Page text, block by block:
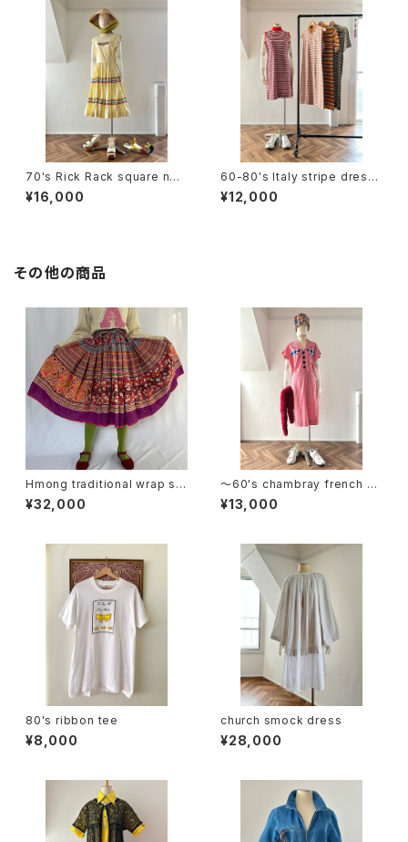
70's Rick Rack square nec
k sleeveless dress
¥16,000
60-80's Italy stripe dress
(sleeve less / short sleev
e)
¥12,000
その他の商品
Hmong traditional wrap ski
rt (V4575A)
¥32,000
〜60's chambray french sl
eeve dress
¥13,000
80's ribbon tee
¥8,000
church smock dress
¥28,000